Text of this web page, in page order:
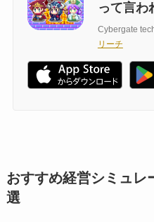
って言わ
Cybergate
リーチ
おすすめ経営シミュレ
選